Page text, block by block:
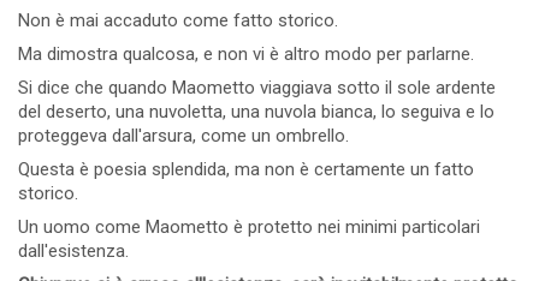
Non è mai accaduto come fatto storico.
Ma dimostra qualcosa, e non vi è altro modo per parlarne.
Si dice che quando Maometto viaggiava sotto il sole ardente
del deserto, una nuvoletta, una nuvola bianca, lo seguiva e lo
proteggeva dall'arsura, come un ombrello.
Questa è poesia splendida, ma non è certamente un fatto
storico.
Un uomo come Maometto è protetto nei minimi particolari
dall'esistenza.